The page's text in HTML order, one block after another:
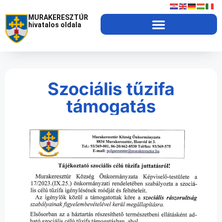
MURAKERESZTÚR
hivatalos oldala
Szociális tűzifa
támogatás